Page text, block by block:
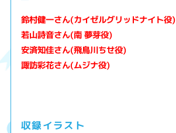
鈴村健一さん(カイゼルグリッドナイト役)
若山詩音さん(南 夢芽役)
安済知佳さん(飛鳥川ちせ役)
諏訪彩花さん(ムジナ役)
収録イラスト